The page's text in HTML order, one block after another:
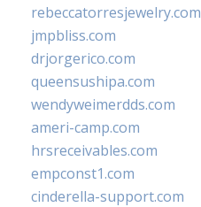
rebeccatorresjewelry.com
jmpbliss.com
drjorgerico.com
queensushipa.com
wendyweimerdds.com
ameri-camp.com
hrsreceivables.com
empconst1.com
cinderella-support.com